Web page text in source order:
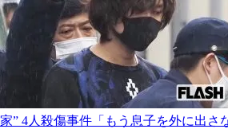
家” 4人殺傷事件「もう息子を外に出さ